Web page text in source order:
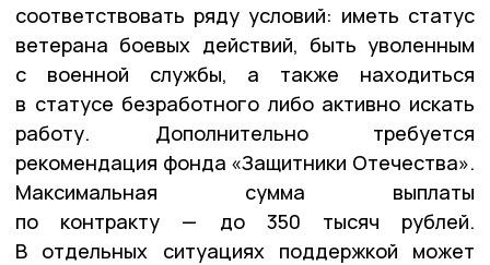
соответствовать ряду условий: иметь статус
ветерана боевых действий, быть уволенным
с военной службы, а также находиться
в статусе безработного либо активно искать
работу. Дополнительно требуется
рекомендация фонда «Защитники Отечества».
Максимальная сумма выплаты
по контракту — до 350 тысяч рублей.
В отдельных ситуациях поддержкой может